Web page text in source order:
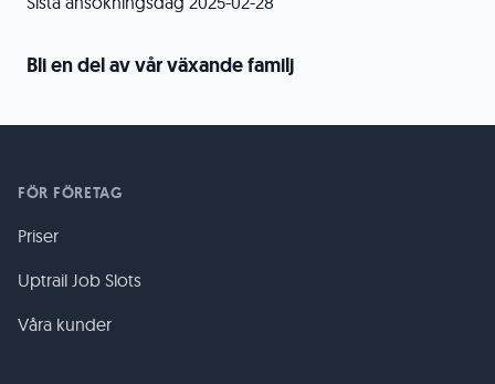
Bli en del av vår växande familj
FÖR FÖRETAG
Priser
Uptrail Job Slots
Våra kunder